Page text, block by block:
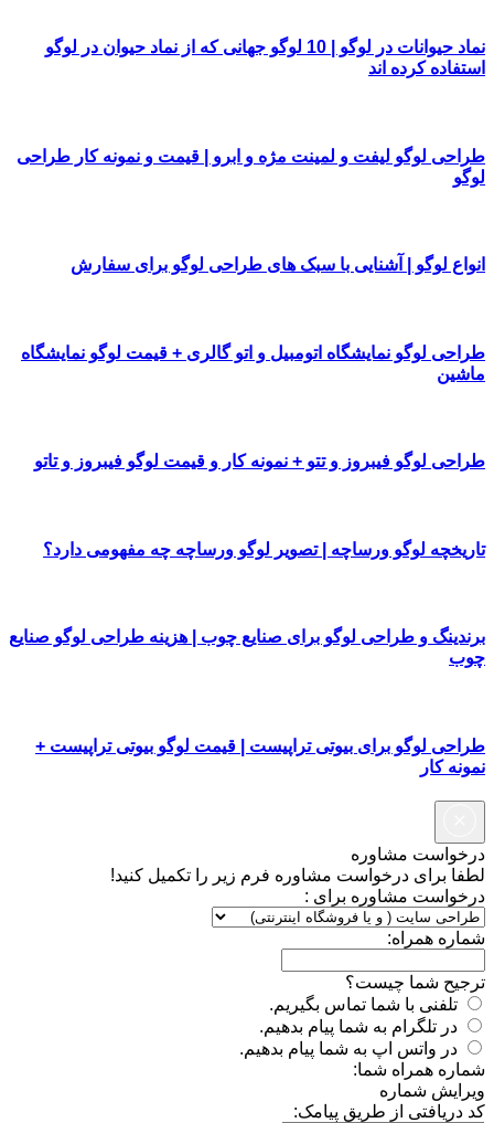
نماد حیوانات در لوگو | 10 لوگو جهانی که از نماد حیوان در لوگو
استفاده کرده اند
طراحی لوگو لیفت و لمینت مژه و ابرو | قیمت و نمونه کار طراحی
لوگو
انواع لوگو | آشنایی با سبک های طراحی لوگو برای سفارش
طراحی لوگو نمایشگاه اتومبیل و اتو گالری + قیمت لوگو نمایشگاه
ماشین
طراحی لوگو فیبروز و تتو + نمونه کار و قیمت لوگو فیبروز و تاتو
تاریخچه لوگو ورساچه | تصویر لوگو ورساچه چه مفهومی دارد؟
برندینگ و طراحی لوگو برای صنایع چوب | هزینه طراحی لوگو صنایع
چوب
طراحی لوگو برای بیوتی تراپیست | قیمت لوگو بیوتی تراپیست +
نمونه کار
درخواست مشاوره
لطفا برای درخواست مشاوره فرم زیر را تکمیل کنید!
درخواست مشاوره برای :
شماره همراه:
ترجیح شما چیست؟
تلفنی با شما تماس بگیریم.
در تلگرام به شما پیام بدهیم.
در واتس اپ به شما پیام بدهیم.
شماره همراه شما:
ویرایش شماره
کد دریافتی از طریق پیامک: